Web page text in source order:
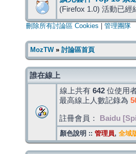
(Firefox 1.0) 活動已經
刪除所有討論區 Cookies 管理團隊
MozTW» 討論區首頁
誰在線上
線上共有 642 位使用
最高線上人數記錄為
註冊會員： Baidu
顏色說明 :: 管理員, 全域